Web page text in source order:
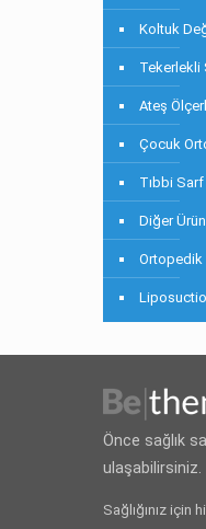
Koltuk
Tekerlekli
Ateş
Çocuk
Tıbbi
Diğer
Ortopedik
Önce sağlık
ulaşabilirsiniz.
Sağlığınız için